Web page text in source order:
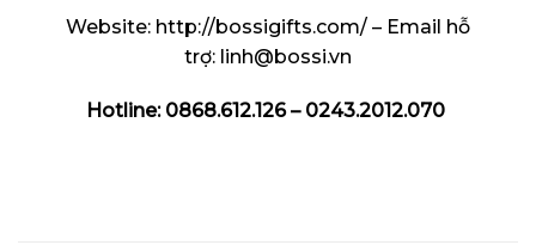
Website: http://bossigifts.com/ – Email hỗ
trợ: linh@bossi.vn
Hotline: 0868.612.126 – 0243.2012.070